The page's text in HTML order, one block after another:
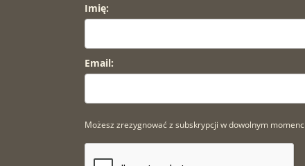
Imię:
Email:
Możesz zrezygnować z subskrypcji w dowolnym